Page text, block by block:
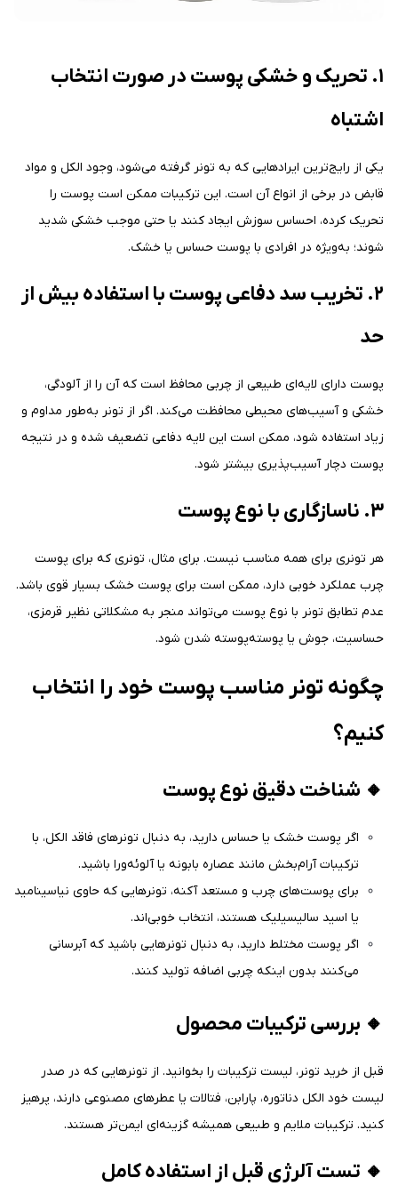
۱. تحریک و خشکی پوست در صورت انتخاب
اشتباه
یکی از رایج‌ترین ایرادهایی که به تونر گرفته می‌شود، وجود الکل و مواد
قابض در برخی از انواع آن است. این ترکیبات ممکن است پوست را
تحریک کرده، احساس سوزش ایجاد کنند یا حتی موجب خشکی شدید
شوند؛ به‌ویژه در افرادی با پوست حساس یا خشک.
۲. تخریب سد دفاعی پوست با استفاده بیش از
حد
پوست دارای لایه‌ای طبیعی از چربی محافظ است که آن را از آلودگی،
خشکی و آسیب‌های محیطی محافظت می‌کند. اگر از تونر به‌طور مداوم و
زیاد استفاده شود، ممکن است این لایه دفاعی تضعیف شده و در نتیجه
پوست دچار آسیب‌پذیری بیشتر شود.
۳. ناسازگاری با نوع پوست
هر تونری برای همه مناسب نیست. برای مثال، تونری که برای پوست
چرب عملکرد خوبی دارد، ممکن است برای پوست خشک بسیار قوی باشد.
عدم تطابق تونر با نوع پوست می‌تواند منجر به مشکلاتی نظیر قرمزی،
حساسیت، جوش یا پوسته‌پوسته شدن شود.
چگونه تونر مناسب پوست خود را انتخاب
کنیم؟
🔸 شناخت دقیق نوع پوست
اگر پوست خشک یا حساس دارید، به دنبال تونرهای فاقد الکل، با
ترکیبات آرام‌بخش مانند عصاره بابونه یا آلوئه‌ورا باشید.
برای پوست‌های چرب و مستعد آکنه، تونرهایی که حاوی نیاسینامید
یا اسید سالیسیلیک هستند، انتخاب خوبی‌اند.
اگر پوست مختلط دارید، به دنبال تونرهایی باشید که آبرسانی
می‌کنند بدون اینکه چربی اضافه تولید کنند.
🔸 بررسی ترکیبات محصول
قبل از خرید تونر، لیست ترکیبات را بخوانید. از تونرهایی که در صدر
لیست خود الکل دناتوره، پارابن، فتالات یا عطرهای مصنوعی دارند، پرهیز
کنید. ترکیبات ملایم و طبیعی همیشه گزینه‌ای ایمن‌تر هستند.
🔸 تست آلرژی قبل از استفاده کامل